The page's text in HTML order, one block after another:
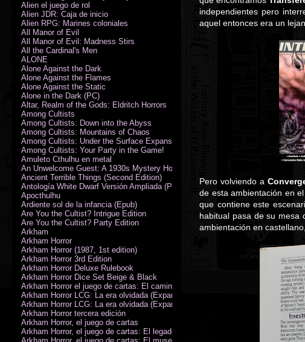
independientes pero
aquel entonces era un
Pero volviendo a
de esta ambientación en
que contiene este
habitual pasa de su mesa
ambientación en
Alien el juego de rol
Alien JDR: Caja de inicio
Alien RPG: Marines coloniales
All Manor of Evil
All Manor of Evil: Madness Stirs
All the Cardinal's Men
ALONE
Alone Against the Dark
Alone Against the Flames
Alone Against the Static
Alone in the Dark (PC)
Altar, Realm of the Gods: Eldritch Horrors
Among Cultists
Among Cultists: Down into the Abyss
Among Cultists: Mountains of Chaos
Among Cultists: Under the Surface Expansion
Among Cultists: Your Party in the Game!
Amuleto Cthulhu en metal
An Unwelcome Guest: A 1930s Mystery Horror Adventure RPG
Ancient Terrible Things (Second Edition)
Antología White Dwarf Versión Ampliada (PDF)
Apocthulhu
Ardiente sol de la infancia (Epub)
Are You the Cultist? Intrigue Edition
Are You the Cultist? Party Edition
Arkham
Arkham Horror
Arkham Horror (1987, 1st edition)
Arkham Horror 3rd Edition
Arkham Horror Deluxe Rulebook
Arkham Horror Dice Set Beige & Black
Arkham Horror el juego de cartas: El camino a Carcosa - Exp. campaña
Arkham Horror LCG: La era olvidada (Expansión de campaña)
Arkham Horror LCG: La era olvidada (Expansión de investigadores)
Arkham Horror tercera edición
Arkham Horror, el juego de cartas
Arkham Horror, el juego de cartas: El legado de Dunwich expansión